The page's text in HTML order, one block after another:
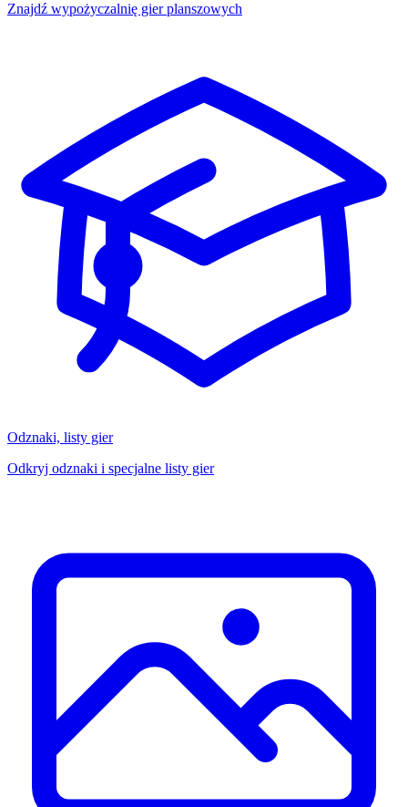
Znajdź wypożyczalnię gier planszowych
Odznaki, listy gier
Odkryj odznaki i specjalne listy gier